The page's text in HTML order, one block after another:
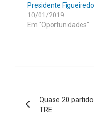
Presidente
10/01/2019
Em "Oportunidades"
de
Quase 20
TRE